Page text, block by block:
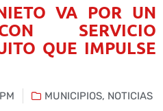
VA POR UN
SERVICIO
QUE IMPULSE
MUNICIPIOS, NOTICIAS